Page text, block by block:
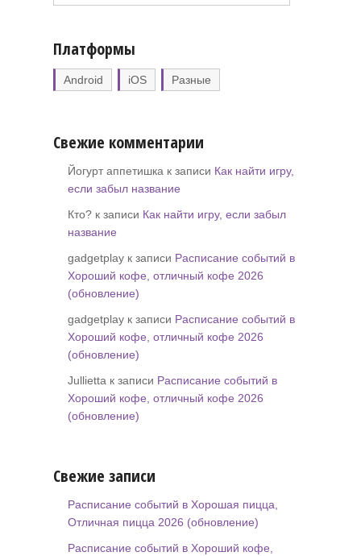
Платформы
Android iOS Разные
Свежие комментарии
Йогурт аппетишка к записи Как найти игру,
если забыл название
Кто? к записи Как найти игру, если забыл
название
gadgetplay к записи Расписание событий в
Хороший кофе, отличный кофе 2026
(обновление)
gadgetplay к записи Расписание событий в
Хороший кофе, отличный кофе 2026
(обновление)
Jullietta к записи Расписание событий в
Хороший кофе, отличный кофе 2026
(обновление)
Свежие записи
Расписание событий в Хорошая пицца,
Отличная пицца 2026 (обновление)
Расписание событий в Хороший кофе,